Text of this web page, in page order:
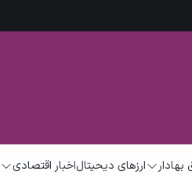
بهادار ارزهای دیحیتالاخبار اقتصادی